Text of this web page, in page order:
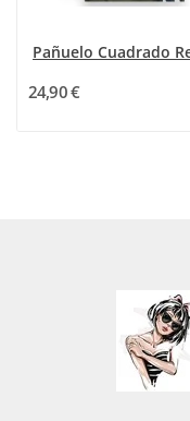
24,90 €